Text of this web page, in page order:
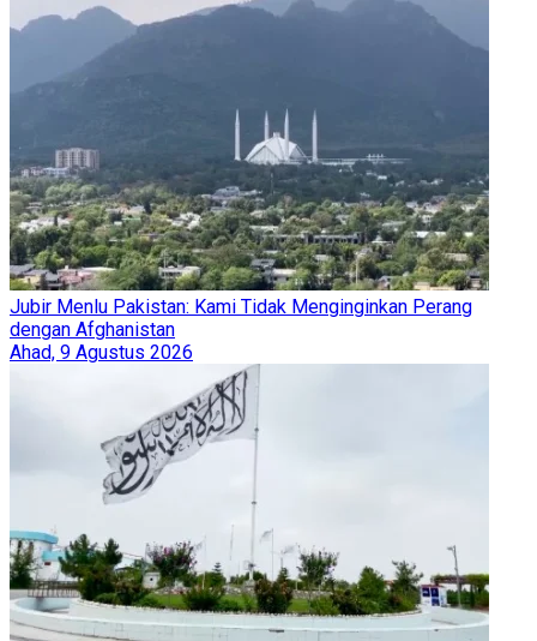
Jubir Menlu Pakistan: Kami Tidak Menginginkan Perang
dengan Afghanistan
Ahad, 9 Agustus 2026